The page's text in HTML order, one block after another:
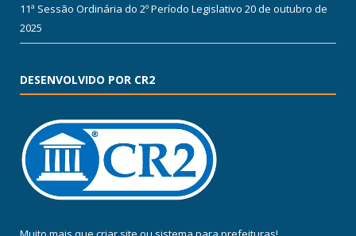
11ª Sessão Ordinária do 2º Período Legislativo 20 de outubro de
2025
DESENVOLVIDO POR CR2